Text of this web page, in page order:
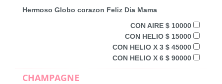
Hermoso Globo corazon Feliz Dia Mama
CON AIRE $ 10000
CON HELIO $ 15000
CON HELIO X 3 $ 45000
CON HELIO X 6 $ 90000
CHAMPAGNE